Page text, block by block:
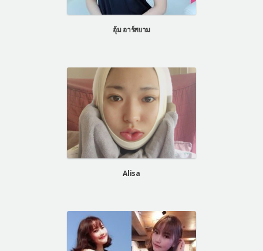
อุ้ม อาร์สยาม
Alisa